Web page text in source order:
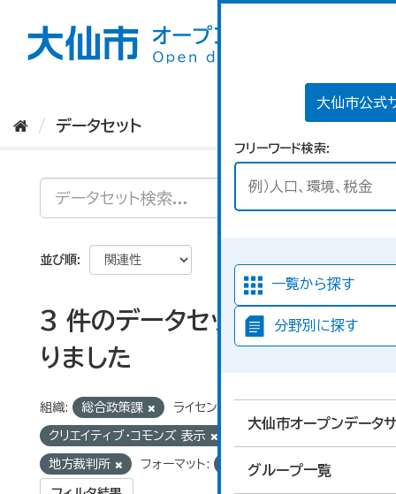
大仙市公式
フリーワード検索
一覧から探す
分野別に探す
大仙市オープンデータ
グループ一覧
データセット
並び順
3 件のデータセットが見つか
りました
組織: 総合政策課 ライセンス:
クリエイティブ・コモンズ 表示
地方裁判所 フォーマット: CSV